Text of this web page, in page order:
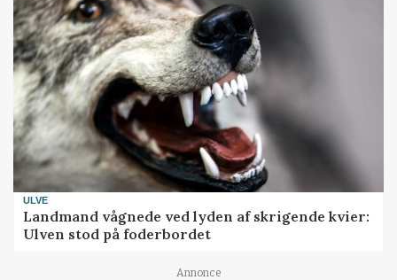
ULVE
Landmand vågnede ved lyden af skrigende kvier:
Ulven stod på foderbordet
Annonce